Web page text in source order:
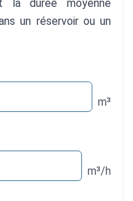
la durée moyenne
un réservoir ou un
m³
m³/h